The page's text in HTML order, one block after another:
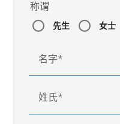
称谓
先生 女士
名字
姓氏